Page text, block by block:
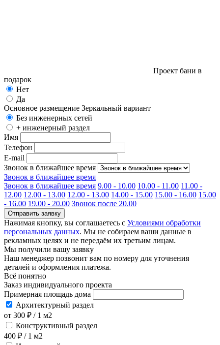
Проект бани в
подарок
Нет
Да
Основное размещение Зеркальный вариант
Без инженерных сетей
+ инженерный раздел
Имя
Телефон
E-mail
Звонок в ближайшее время
Звонок в ближайшее время
Звонок в ближайшее время 9.00 - 10.00 10.00 - 11.00 11.00 -
12.00 12.00 - 13.00 12.00 - 13.00 14.00 - 15.00 15.00 - 16.00 15.00
- 16.00 19.00 - 20.00 Звонок после 20.00
Отправить заявку
Нажимая кнопку, вы соглашаетесь с Условиями обработки
персональных данных. Мы не собираем ваши данные в
рекламных целях и не передаём их третьим лицам.
Мы получили вашу заявку
Наш менеджер позвонит вам по номеру для уточнения
деталей и оформления платежа.
Всё понятно
Заказ индивидуального проекта
Примерная площадь дома
Архитектурный раздел
от 300 ₽ / 1 м2
Конструктивный раздел
400 ₽ / 1 м2